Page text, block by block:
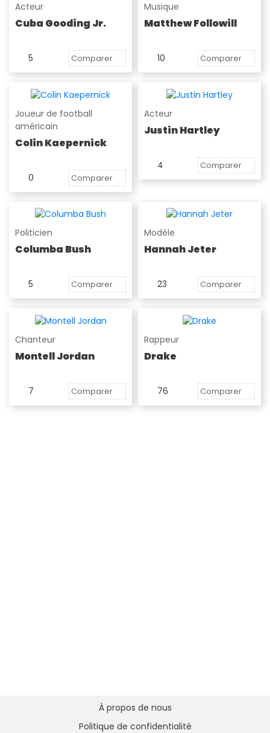
Acteur
Cuba Gooding Jr.
5 Comparer
Musique
Matthew Followill
10 Comparer
Joueur de football
américain
Colin Kaepernick
0 Comparer
Acteur
Justin Hartley
4 Comparer
Politicien
Columba Bush
5 Comparer
Modèle
Hannah Jeter
23 Comparer
Chanteur
Montell Jordan
7 Comparer
Rappeur
Drake
76 Comparer
À propos de nous
Politique de confidentialité